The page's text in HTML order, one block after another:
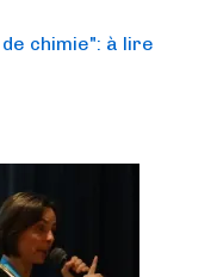
chimie": à lire